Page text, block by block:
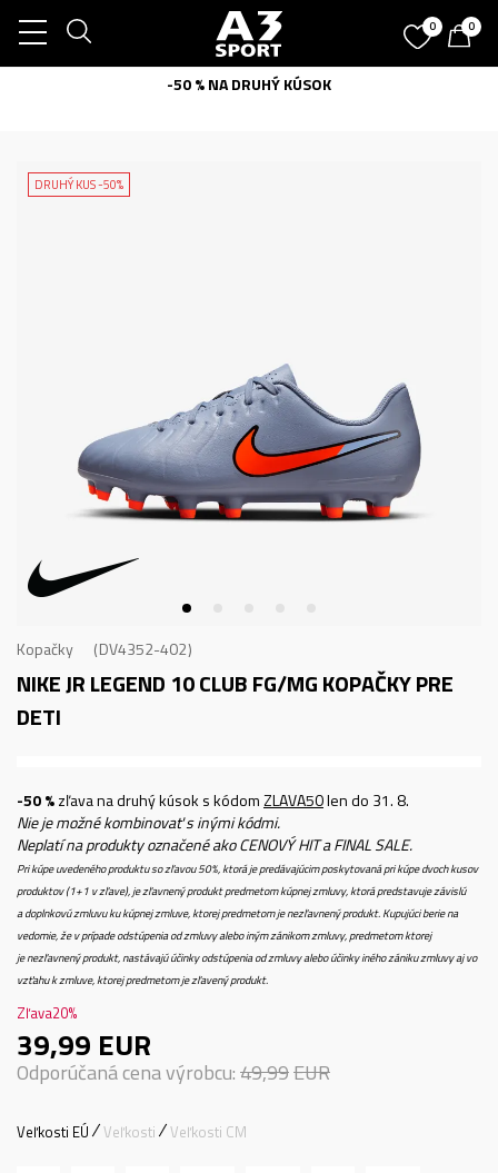
0 0
-50 % NA DRUHÝ KÚSOK
DRUHÝ KUS -50%
Kopačky DV4352-402
NIKE JR LEGEND 10 CLUB FG/MGKOPAČKY PRE
DETI
-50 %zľava na druhý kúsok s kódomZLAVA50len do 31. 8.
Nie je možné kombinovať s inými kódmi.
Neplatí na produkty označené ako CENOVÝ HIT a FINAL SALE.
Pri kúpe uvedeného produktu so zľavou 50%, ktorá je predávajúcim poskytovaná pri kúpe dvoch kusov
produktov (1+1 v zľave), je zľavnený produkt predmetom kúpnej zmluvy, ktorá predstavuje závislú
a doplnkovú zmluvu ku kúpnej zmluve, ktorej predmetom je nezľavnený produkt. Kupujúci berie na
vedomie, že v prípade odstúpenia od zmluvy alebo iným zánikom zmluvy, predmetom ktorej
je nezľavnený produkt, nastávajú účinky odstúpenia od zmluvy alebo účinky iného zániku zmluvy aj vo
vzťahu k zmluve, ktorej predmetom je zľavený produkt.
Zľava20%
39,99 EUR
Odporúčaná cena výrobcu:49,99EUR
Veľkosti EÚ Veľkosti Veľkosti CM